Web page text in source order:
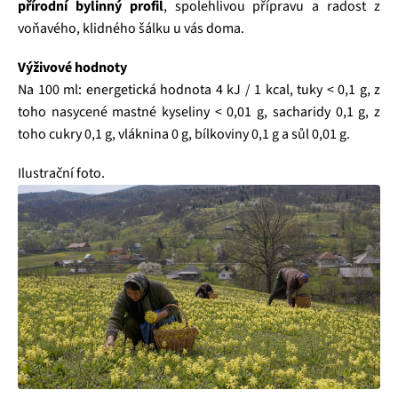
přírodní bylinný profil, spolehlivou přípravu a radost z
voňavého, klidného šálku u vás doma.
Výživové hodnoty
Na 100 ml: energetická hodnota 4 kJ / 1 kcal, tuky < 0,1 g, z
toho nasycené mastné kyseliny < 0,01 g, sacharidy 0,1 g, z
toho cukry 0,1 g, vláknina 0 g, bílkoviny 0,1 g a sůl 0,01 g.
Ilustrační foto.